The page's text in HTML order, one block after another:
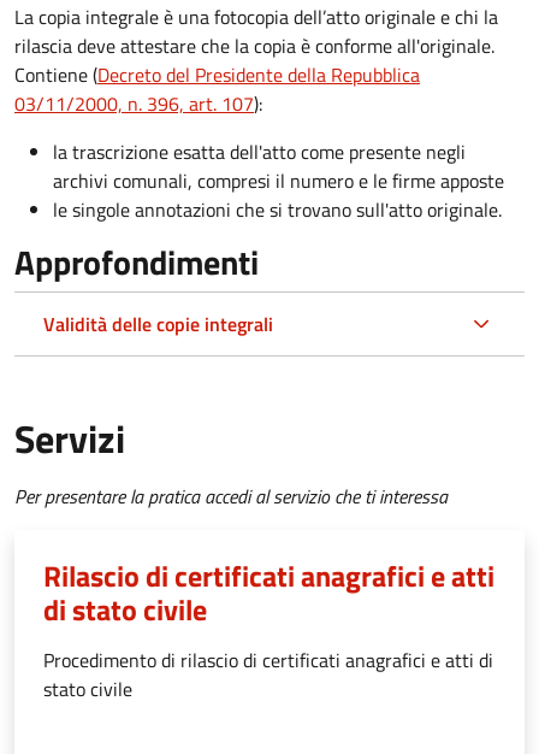
La copia integrale è una fotocopia dell’atto originale e chi la
rilascia deve attestare che la copia è conforme all'originale.
Contiene (Decreto del Presidente della Repubblica
03/11/2000, n. 396, art. 107):
la trascrizione esatta dell'atto come presente negli
archivi comunali, compresi il numero e le firme apposte
le singole annotazioni che si trovano sull'atto originale.
Approfondimenti
Validità delle copie integrali
Servizi
Per presentare la pratica accedi al servizio che ti interessa
Rilascio di certificati anagrafici e atti
di stato civile
Procedimento di rilascio di certificati anagrafici e atti di
stato civile